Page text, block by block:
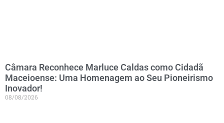
Câmara Reconhece Marluce Caldas como Cidadã
Maceioense: Uma Homenagem ao Seu Pioneirismo
Inovador!
08/08/2026